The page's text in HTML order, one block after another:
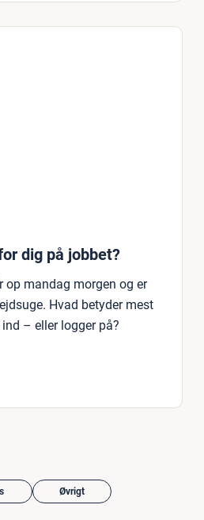
dig på jobbet?
op mandag morgen og er
Hvad betyder mest
– eller logger på?
Øvrigt